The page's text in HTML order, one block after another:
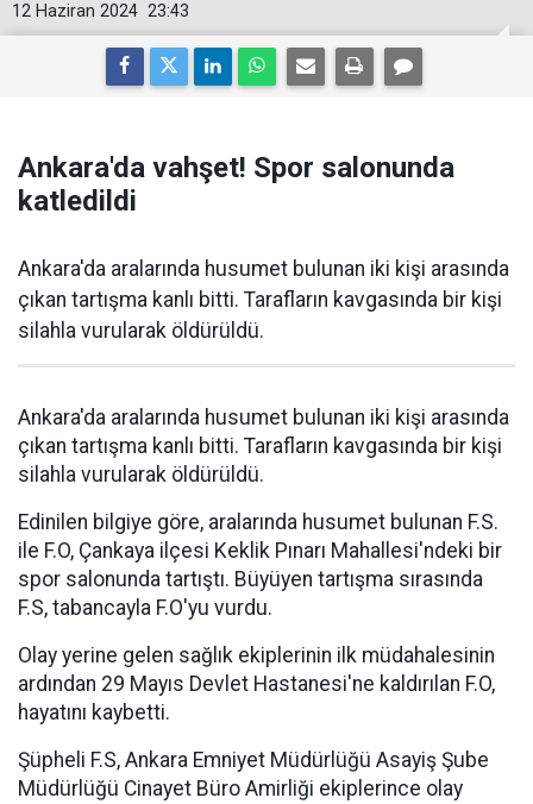
23:43
12 Haziran 2024
Ankara'da vahşet! Spor salonunda
katledildi
Ankara'da aralarında husumet bulunan iki kişi arasında
çıkan tartışma kanlı bitti. Tarafların kavgasında bir kişi
silahla vurularak öldürüldü.
Ankara'da aralarında husumet bulunan iki kişi arasında
çıkan tartışma kanlı bitti. Tarafların kavgasında bir kişi
silahla vurularak öldürüldü.
Edinilen bilgiye göre, aralarında husumet bulunan F.S.
ile F.O, Çankaya ilçesi Keklik Pınarı Mahallesi'ndeki bir
spor salonunda tartıştı. Büyüyen tartışma sırasında
F.S, tabancayla F.O'yu vurdu.
Olay yerine gelen sağlık ekiplerinin ilk müdahalesinin
ardından 29 Mayıs Devlet Hastanesi'ne kaldırılan F.O,
hayatını kaybetti.
Şüpheli F.S, Ankara Emniyet Müdürlüğü Asayiş Şube
Müdürlüğü Cinayet Büro Amirliği ekiplerince olay